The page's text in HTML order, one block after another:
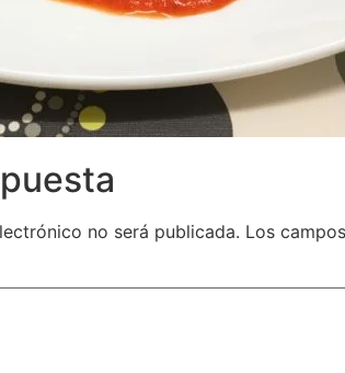
no será publicada. Los